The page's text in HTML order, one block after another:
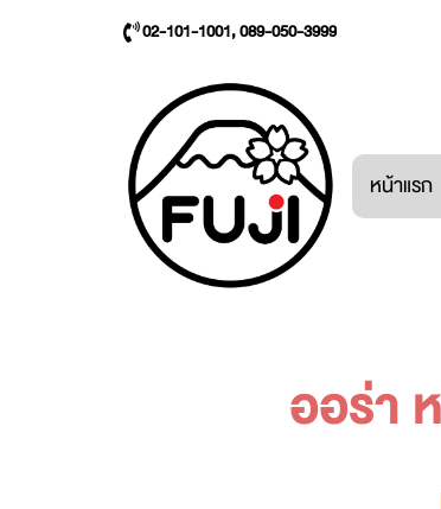
02-101-1001, 089-050-3999
หน้าแรก
ออร่า